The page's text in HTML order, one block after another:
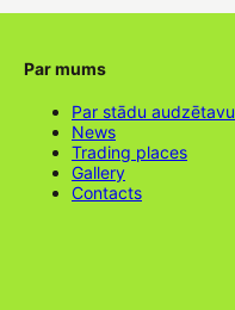
Par mums
Par stādu audzētavu
News
Trading places
Gallery
Contacts